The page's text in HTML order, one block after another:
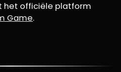
het officiële platform
Game.